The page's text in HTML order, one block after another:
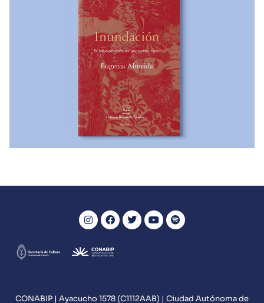
LIBROS ENVIADOS A LAS COMUNIDADES
Inundación. El lenguaje secreto del
que estamos hechos
CONABIP | Ayacucho 1578 (C1112AAB) | Ciudad Autónoma de